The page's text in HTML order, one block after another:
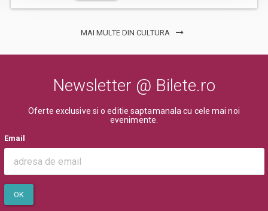
MAI MULTE DIN CULTURA
Newsletter @ Bilete.ro
Oferte exclusive si o editie saptamanala cu cele mai noi
evenimente.
Email
OK